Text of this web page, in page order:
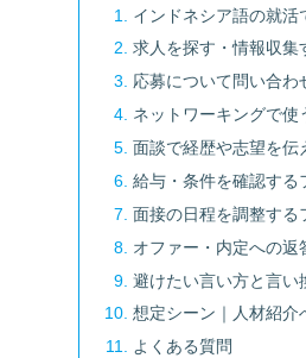
インドネシア語の就活
求人を探す・情報収集
応募について問い合わ
ネットワーキングで使
面談で経歴や志望を伝
給与・条件を確認する
面接の日程を調整する
オファー・内定への返
避けたい言い方と言い
想定シーン｜人材紹介
よくある質問